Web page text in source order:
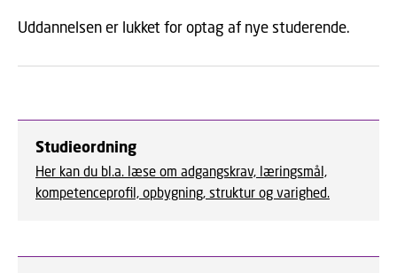
Uddannelsen er lukket for optag af nye studerende.
Studieordning
Her kan du bl.a. læse om adgangskrav, læringsmål,
kompetenceprofil, opbygning, struktur og varighed.